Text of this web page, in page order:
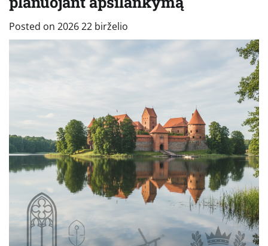
Posted on 2026 22 birželio